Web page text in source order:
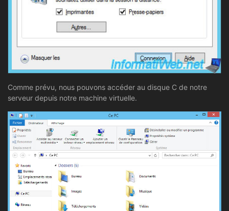
Comme prévu, nous pouvons accéder au disque C de notre
serveur depuis notre machine virtuelle.